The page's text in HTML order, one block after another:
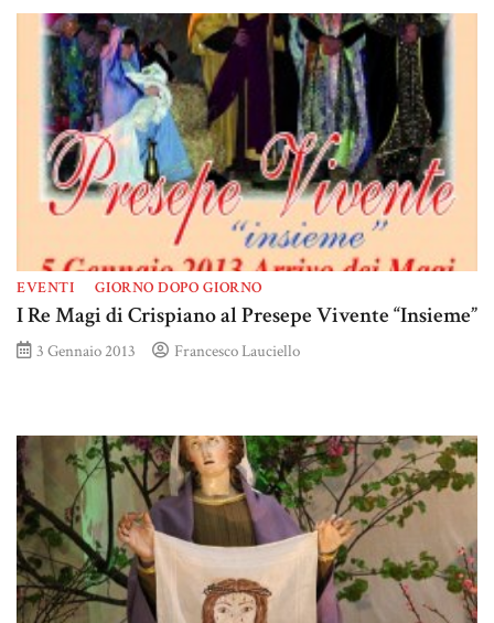
EVENTI GIORNO DOPO GIORNO
I Re Magi di Crispiano al Presepe Vivente “Insieme”
3 Gennaio 2013 Francesco Lauciello